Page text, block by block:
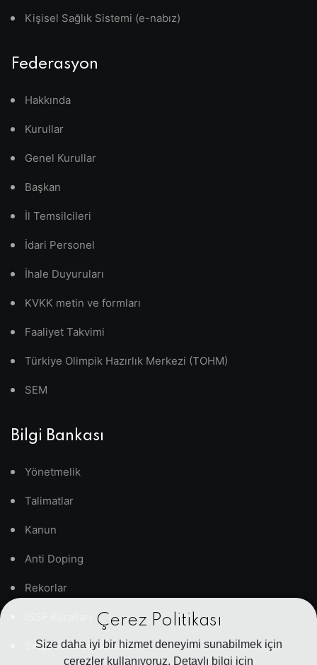
Çerez Politikası
Size daha iyi bir hizmet deneyimi sunabilmek için
çerezler kullanıyoruz. Detaylı bilgi için
Kişisel Sağlık Sistemi (e-nabız)
Federasyon
Hakkında
Kurullar
Genel Kurullar
Başkan
İl Temsilcileri
İdari Personel
İhale Duyuruları
KVKK metin ve formları
Faaliyet Takvimi
Türkiye Olimpik Hazırlık Merkezi (TOHM)
SEM
Bilgi Bankası
Yönetmelik
Talimatlar
Kanun
Anti Doping
Rekorlar
Sıkça Sorulan Sorular